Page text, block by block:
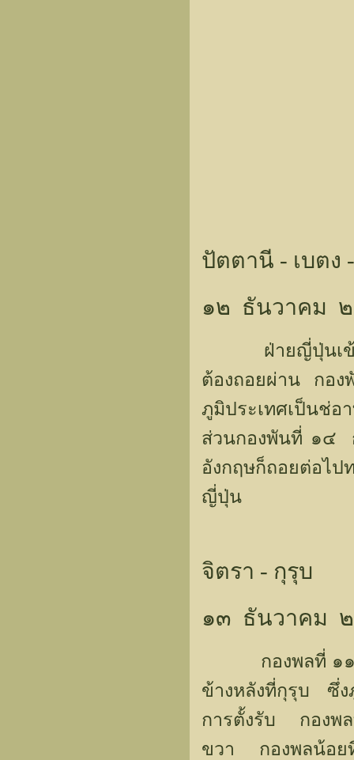
ปัตตานี - เบตง
๑๒ ธันวาคม
ฝ่ายญี่ปุ่นเข้าโ
ต้องถอยผ่าน กอ
ภูมิประเทศเป็นช่
ส่วนกองพันที่ ๑๔
อังกฤษก็ถอยต่อไ
ญี่ปุ่น
จิตรา - กุรุบ
๑๓ ธันวาคม
กองพลที่ ๑๑ อิน
ข้างหลังที่กุรุบ ซึ่ง
การตั้งรับ กองพล
ขวา กองพลน้อย